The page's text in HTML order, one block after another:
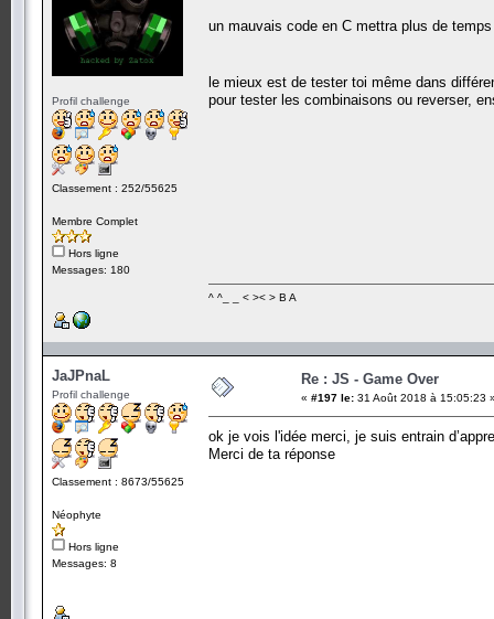
Profil challenge
Classement : 252/55625
Membre Complet
Hors ligne
Messages: 180
un mauvais code en C mettra plus de
le mieux est de tester toi même dans
pour tester les combinaisons ou reverser,
^ ^_ _ < >< > B A
JaJPnaL
Profil challenge
Classement : 8673/55625
Néophyte
Hors ligne
Messages: 8
Re : JS - Game Over
« #197 le: 31 Août 2018 à 15:05:23
ok je vois l'idée merci, je suis entrain
Merci de ta réponse